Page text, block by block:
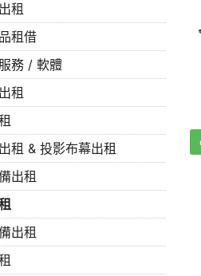
租
租借
務 / 軟體
租
租 & 投影布幕出租
出租
出租